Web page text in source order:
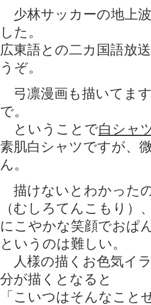
少林サッカーの地上
した。
広東語との二カ国語放
うぞ。
弓凛漫画も描いてま
で。
ということで白シャ
素肌白シャツですが、
ん。
描けないとわかった
（むしろてんこもり）、
にこやかな笑顔でおぱ
というのは難しい。
人様の描くお色気イ
分が描くとなると
「こいつはそんなこ